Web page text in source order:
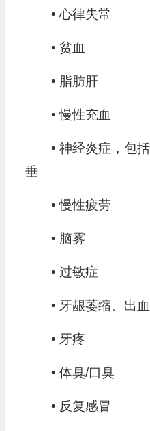
• 心律失常
• 贫血
• 脂肪肝
• 慢性充血
• 神经炎症，包
垂
• 慢性疲劳
• 脑雾
• 过敏症
• 牙龈萎缩、出血
• 牙疼
• 体臭/口臭
• 反复感冒